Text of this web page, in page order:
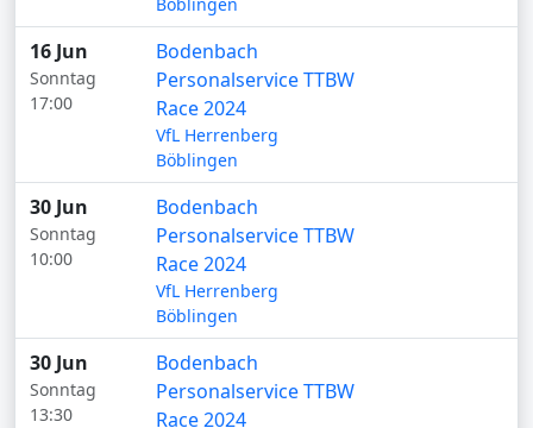
16 Jun
Sonntag
17:00
Bodenbach
Personalservice TTBW
Race 2024
VfL Herrenberg
Böblingen
30 Jun
Sonntag
10:00
Bodenbach
Personalservice TTBW
Race 2024
VfL Herrenberg
Böblingen
30 Jun
Sonntag
13:30
Bodenbach
Personalservice TTBW
Race 2024